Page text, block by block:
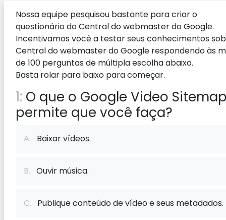
Nossa equipe pesquisou bastante para criar o
questionário do Central do webmaster do Google.
Incentivamos você a testar seus conhecimentos
Central do webmaster do Google respondendo às
de 100 perguntas de múltipla escolha abaixo.
Basta rolar para baixo para começar.
1: O que o Google Video
permite que você faça?
A. Baixar vídeos.
B. Ouvir música.
C. Publique conteúdo de vídeo e seus metadados.